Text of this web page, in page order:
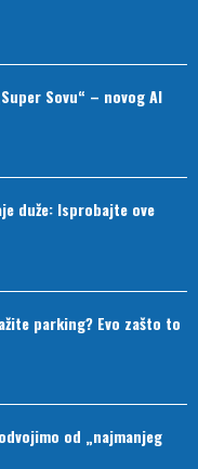
Sovu“ – novog AI
duže: Isprobajte ove
parking? Evo zašto to
od „najmanjeg